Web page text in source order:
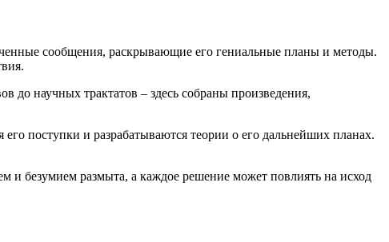
сообщения, раскрывающие его гениальные планы и методы.
до научных трактатов – здесь собраны произведения,
поступки и разрабатываются теории о его дальнейших планах.
и безумием размыта, а каждое решение может повлиять на исход